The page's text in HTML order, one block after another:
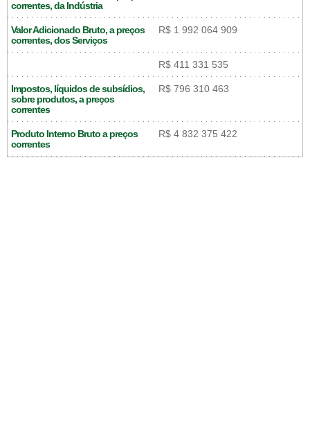
correntes, da Indústria
Valor Adicionado Bruto, a preços
correntes, dos Serviços
R$ 1 992 064 909
R$ 411 331 535
Impostos, líquidos de subsídios,
sobre produtos, a preços
correntes
R$ 796 310 463
Produto Interno Bruto a preços
correntes
R$ 4 832 375 422